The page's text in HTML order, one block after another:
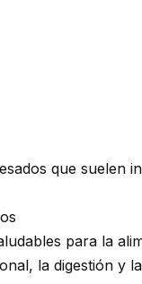
que suelen
para la
la digestión y